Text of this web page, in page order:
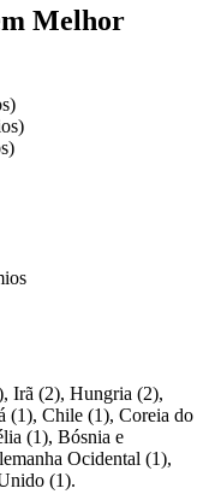
Melhor
Irã (2), Hungria (2),
(1), Chile (1), Coreia do
(1), Bósnia e
Ocidental (1),
(1).